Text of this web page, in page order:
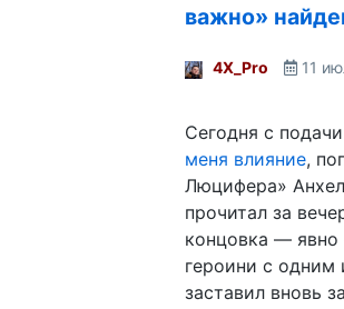
важно»
4X_Pro 11
Сегодня с подачи
меня влияние,
Люцифера»
прочитал за
концовка — явно
героини с одним
заставил вновь